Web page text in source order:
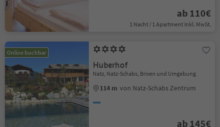
ab 110€
1 Nacht / 1 Apartment Inkl. MwSt.
Online buchbar
Huberhof
Natz, Natz-Schabs, Brixen und Umgebung
114 m von Natz-Schabs Zentrum
ab 145€